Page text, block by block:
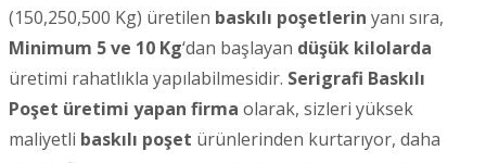
(150,250,500 Kg) üretilen baskılı poşetlerin yanı sıra,
Minimum 5 ve 10 Kg‘dan başlayan düşük kilolarda
üretimi rahatlıkla yapılabilmesidir. Serigrafi Baskılı
Poşet üretimi yapan firma olarak, sizleri yüksek
maliyetli baskılı poşet ürünlerinden kurtarıyor, daha